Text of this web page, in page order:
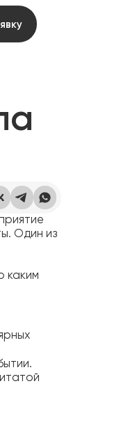
Один из
каким